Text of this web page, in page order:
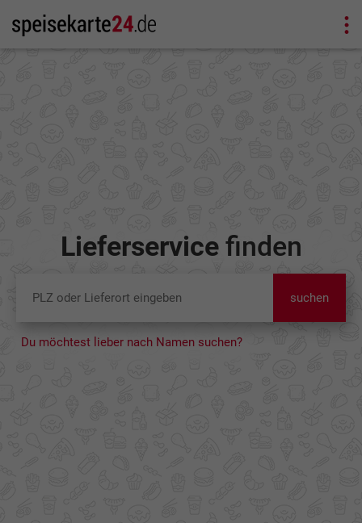
Lieferservicefinden
suchen
Du möchtest lieber nach Namen suchen?